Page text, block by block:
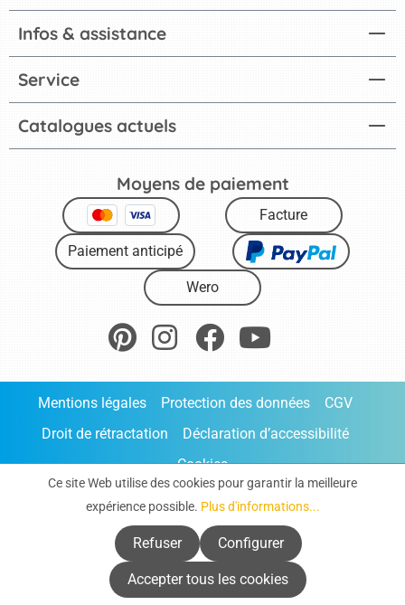
Catalogues actuels
Infos & assistance
Service
Moyens de paiement
Facture
Paiement anticipé
Wero
Mentions légales Protection des données
CGV
Droit de rétractation
Déclaration d’accessibilité
Cookies
Commande directe
* Tous les prix s'entendent TVA comprise, hors frais
d'expédition, sauf indication contraire.
Ce site Web utilise des cookies pour garantir la meilleure
expérience possible. Plus d'informations...
Refuser Configurer
Accepter tous les cookies